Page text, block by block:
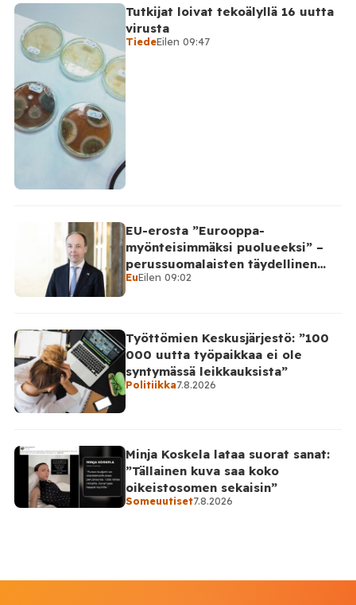
Tutkijat loivat tekoälyllä 16 uutta
virusta
TiedeEilen 09:47
EU-erosta ”Eurooppa-
myönteisimmäksi puolueeksi” –
perussuomalaisten täydellinen
takinkääntö
EuEilen 09:02
Työttömien Keskusjärjestö: ”100
000 uutta työpaikkaa ei ole
syntymässä leikkauksista”
Politiikka7.8.2026
Minja Koskela lataa suorat sanat:
”Tällainen kuva saa koko
oikeistosomen sekaisin”
Someuutiset7.8.2026